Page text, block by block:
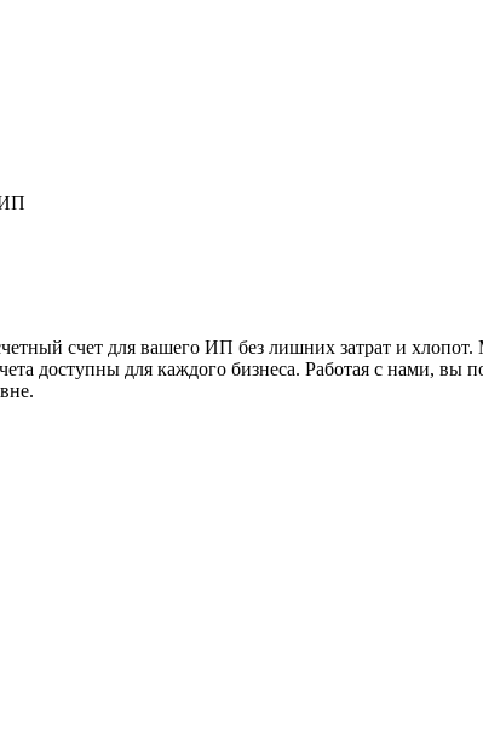
ИП
счет для вашего ИП без лишних затрат и
доступны для каждого бизнеса. Работая с нами, вы